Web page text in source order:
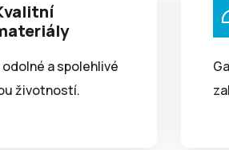
a spolehlivé
životností.